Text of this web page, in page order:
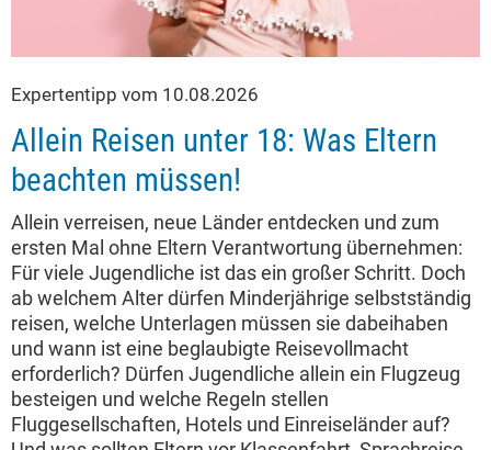
Expertentipp vom 10.08.2026
Allein Reisen unter 18: Was Eltern
beachten müssen!
Allein verreisen, neue Länder entdecken und zum
ersten Mal ohne Eltern Verantwortung übernehmen:
Für viele Jugendliche ist das ein großer Schritt. Doch
ab welchem Alter dürfen Minderjährige selbstständig
reisen, welche Unterlagen müssen sie dabeihaben
und wann ist eine beglaubigte Reisevollmacht
erforderlich? Dürfen Jugendliche allein ein Flugzeug
besteigen und welche Regeln stellen
Fluggesellschaften, Hotels und Einreiseländer auf?